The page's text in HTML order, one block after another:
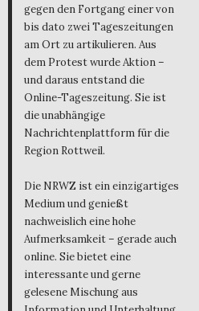
gegen den Fortgang einer von
bis dato zwei Tageszeitungen
am Ort zu artikulieren. Aus
dem Protest wurde Aktion –
und daraus entstand die
Online-Tageszeitung. Sie ist
die unabhängige
Nachrichtenplattform für die
Region Rottweil.
Die NRWZ ist ein einzigartiges
Medium und genießt
nachweislich eine hohe
Aufmerksamkeit – gerade auch
online. Sie bietet eine
interessante und gerne
gelesene Mischung aus